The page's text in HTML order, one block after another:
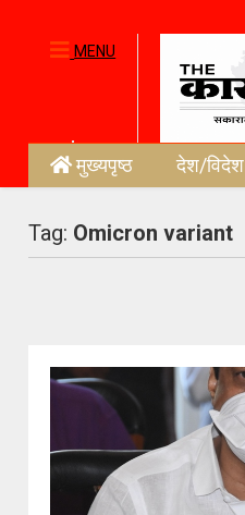
MENU
मुख्यपृष्ठ देश/विदेश
Tag: Omicron variant